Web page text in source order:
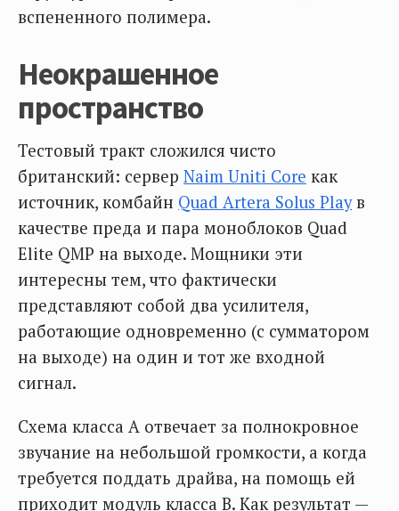
вспененного полимера.
Неокрашенное
пространство
Тестовый тракт сложился чисто
британский: сервер Naim Uniti Core как
источник, комбайн Quad Artera Solus Playв
качестве преда и пара моноблоков Quad
Elite QMP на выходе. Мощники эти
интересны тем, что фактически
представляют собой два усилителя,
работающие одновременно (с сумматором
на выходе) на один и тот же входной
сигнал.
Схема класса А отвечает за полнокровное
звучание на небольшой громкости, а когда
требуется поддать драйва, на помощь ей
приходит модуль класса В. Как результат —